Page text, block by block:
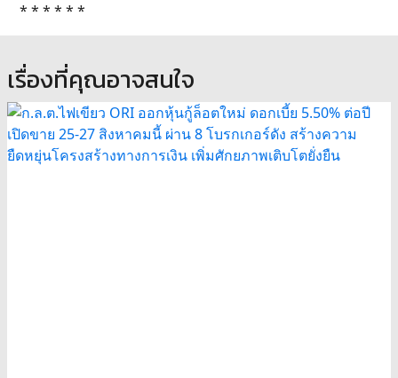
* * * * * *
เรื่องที่คุณอาจสนใจ